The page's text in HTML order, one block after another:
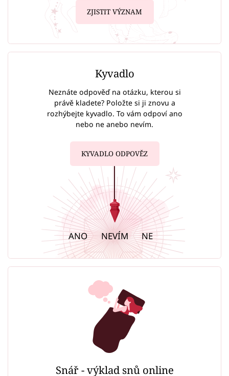
ZJISTIT VÝZNAM
Kyvadlo
Neznáte odpověď na otázku, kterou si
právě kladete? Položte si ji znovu a
rozhýbejte kyvadlo. To vám odpoví ano
nebo ne anebo nevím.
KYVADLO ODPOVĚZ
ANO NEVÍM NE
Snář - výklad snů online